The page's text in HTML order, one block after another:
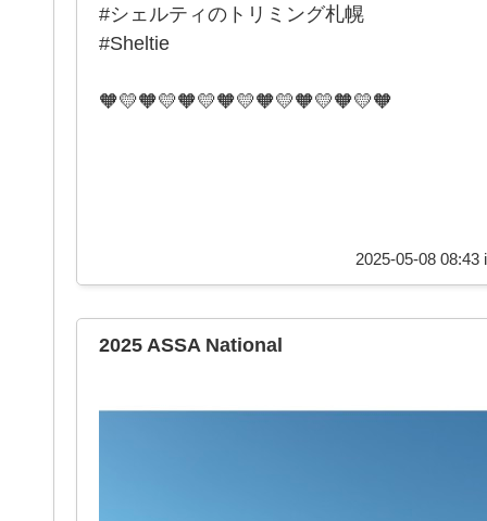
#シェルティのトリミング札幌
#Sheltie
🧡💛🧡💛🧡💛🧡💛🧡💛🧡💛🧡💛🧡
2025-05-08 08:43
2025 ASSA National